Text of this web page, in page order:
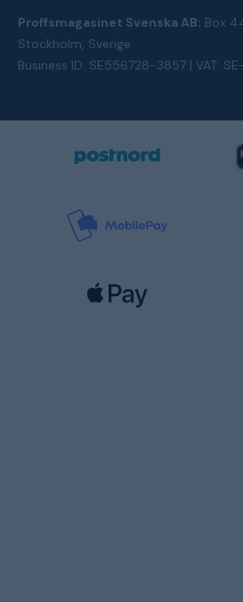
Proffsmagasinet Svenska AB: Box
Stockholm, Sverige
Business ID: SE556728-3857 | VAT: